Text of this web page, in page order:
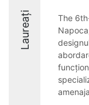
Laureați
The